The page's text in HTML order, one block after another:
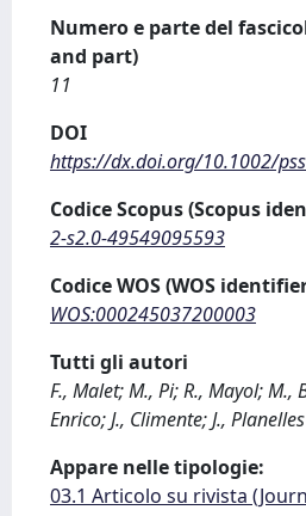
Numero e parte del
and part)
11
DOI
https://dx.doi.org/10.1002/
Codice Scopus (Scopus
2-s2.0-49549095593
Codice WOS (WOS
WOS:000245037200003
Tutti gli autori
F., Malet; M., Pi; R., Mayol;
Enrico; J., Climente; J., Planelles
Appare nelle tipologie:
03.1 Articolo su rivista